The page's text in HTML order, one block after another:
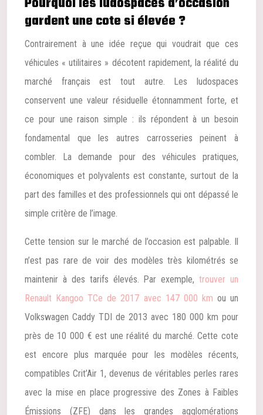
gardent une cote si élevée ?
Contrairement à une idée reçue qui voudrait que ces
véhicules « utilitaires » décotent rapidement, la réalité du
marché français est tout autre. Les ludospaces
conservent une valeur résiduelle étonnamment forte, et
ce pour une raison simple : ils répondent à un besoin
fondamental que les autres carrosseries peinent à
combler. La demande pour des véhicules pratiques,
économiques et polyvalents est constante, surtout de la
part des familles et des professionnels qui ont dépassé le
simple critère de l’image.
Cette tension sur le marché de l’occasion est palpable. Il
n’est pas rare de voir des modèles très kilométrés se
maintenir à des tarifs élevés. Par exemple,trouver un
Renault Kangoo TCe de 2017 avec 147 000 km ou un
Volkswagen Caddy TDI de 2013 avec 180 000 km pour
près de 10 000 € est une réalité du marché. Cette cote
est encore plus marquée pour les modèles récents,
compatibles Crit’Air 1, devenus de véritables perles rares
avec la mise en place progressive des Zones à Faibles
Émissions (ZFE) dans les grandes agglomérations